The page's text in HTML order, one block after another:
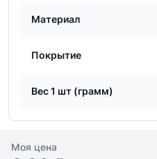
Материал
Покрытие
Вес 1 шт (грамм)
Моя цена